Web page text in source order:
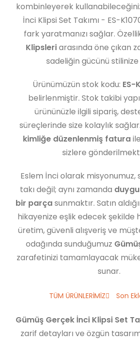
kombinleyerek
İnci Klipsi Set Takımı - ES-
fark yaratmanızı sağlar.
Klipsleriarasında öne çıkan
sadeliğin gücünü stilinize
Ürünümüzün stok kodu: ES-
belirlenmiştir. Stok takibi
ürününüzle ilgili sipariş,
süreçlerinde size kolaylık
kimliğe düzenlenmiş fatura
sizlere
Eslem İnci olarak misyonumuz,
takı değil; aynı zamanda
bir parçasunmaktır. Satın
hikayenize eşlik edecek şekilde
üretim, güvenli alışveriş ve
odağında sunduğumuz
zarafetinizi tamamlayacak
sunar.
TÜM ÜRÜNLERİMİZ Son
Gümüş Gerçek İnci Klipsi Set
zarif detayları ve özgün